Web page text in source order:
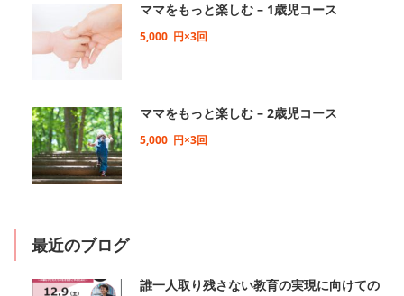
ママをもっと楽しむ – 1歳児コース
5,000 円×3回
ママをもっと楽しむ – 2歳児コース
5,000 円×3回
最近のブログ
誰一人取り残さない教育の実現に向けての